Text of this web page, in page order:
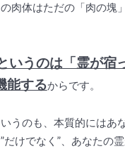
肉体はただの「肉の塊
いうのは「霊が宿
能するからです。
うのも、本質的にはあ
だけでなく”、あなたの